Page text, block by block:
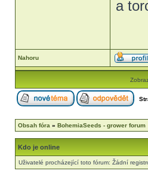
a
Nahoru
Obsah fóra » BohemiaSeeds - grower forum
Kdo je online
Uživatelé procházející toto fórum: Žádní